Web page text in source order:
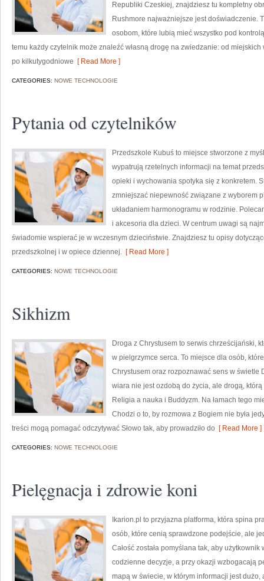
Republiki Czeskiej, znajdziesz tu kompletny
Rushmore najważniejsze jest doświadczenie.
osobom, które lubią mieć wszystko pod
temu każdy czytelnik może znaleźć własną drogę na zwiedzanie: od
po kilkutygodniowe [ Read More ]
CATEGORIES: NOWE TECHNOLOGIE
Pytania od czytelników
Przedszkole Kubuś to miejsce stworzone z
wypatrują rzetelnych informacji na temat
opieki i wychowania spotyka się z konkretem.
zmniejszać niepewność związane z wyborem
układaniem harmonogramu w rodzinie.
i akcesoria dla dzieci. W centrum uwagi są
świadomie wspierać je w wczesnym dzieciństwie. Znajdziesz tu opisy
przedszkolnej i w opiece dziennej. [ Read More ]
CATEGORIES: NOWE TECHNOLOGIE
Sikhizm
Droga z Chrystusem to serwis chrześcijański,
w pielgrzymce serca. To miejsce dla osób,
Chrystusem oraz rozpoznawać sens w świetle
wiara nie jest ozdobą do życia, ale drogą,
Religia a nauka i Buddyzm. Na łamach tego
Chodzi o to, by rozmowa z Bogiem nie była
treści mogą pomagać odczytywać Słowo tak, aby prowadziło do [ Read More ]
CATEGORIES: NOWE TECHNOLOGIE
Pielęgnacja i zdrowie koni
Ikarion.pl to przyjazna platforma, która spina
osób, które cenią sprawdzone podejście, ale
Całość została pomyślana tak, aby
codzienne decyzje, a przy okazji wzbogacają
mapą w świecie, w którym informacji jest